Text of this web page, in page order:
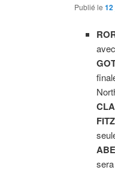
Publié le 12